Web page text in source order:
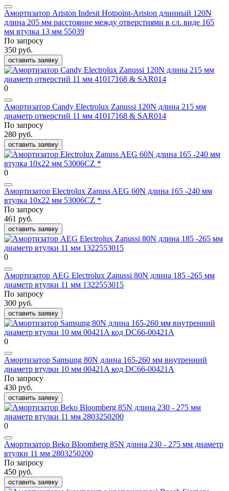
Амортизатор Ariston Indesit Hotpoint-Ariston длинный 120N
длина 205 мм расстояние между отверстиями в сл. виде 165
мм втулка 13 мм 55039
По запросу
350 руб.
оставить заявку
0
Амортизатор Candy Electrolux Zanussi 120N длина 215 мм
диаметр отверстий 11 мм 41017168 & SAR014
По запросу
280 руб.
оставить заявку
0
Амортизатор Electrolux Zanuss AEG 60N длина 165 -240 мм
втулка 10x22 мм 53006CZ *
По запросу
461 руб.
оставить заявку
0
Амортизатор AEG Electrolux Zanussi 80N длина 185 -265 мм
диаметр втулки 11 мм 1322553015
По запросу
300 руб.
оставить заявку
0
Амортизатор Samsung 80N длина 165-260 мм внутренний
диаметр втулки 10 мм 00421A код DC66-00421A
По запросу
430 руб.
оставить заявку
0
Амортизатор Beko Bloomberg 85N длина 230 - 275 мм диаметр
втулки 11 мм 2803250200
По запросу
450 руб.
оставить заявку